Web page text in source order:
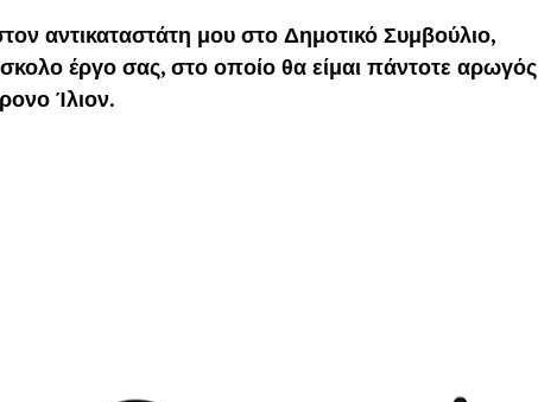
αντικαταστάτη μου στο Δημοτικό Συμβούλιο,
έργο σας, στο οποίο θα είμαι πάντοτε αρωγός
Ίλιον.